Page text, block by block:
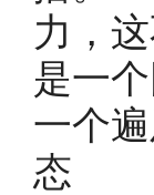
力，
是一
一个
态